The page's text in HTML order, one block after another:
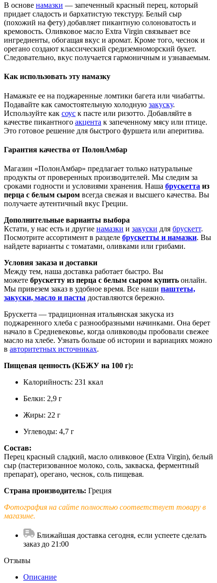
В основе намазки — запеченный красный перец, который
придает сладость и бархатистую текстуру. Белый сыр
(похожий на фету) добавляет пикантную солоноватость и
кремовость. Оливковое масло Extra Virgin связывает все
ингредиенты, обогащая вкус и аромат. Кроме того, чеснок и
орегано создают классический средиземноморский букет.
Следовательно, вкус получается гармоничным и узнаваемым.
Как использовать эту намазку
Намажьте ее на поджаренные ломтики багета или чиабатты.
Подавайте как самостоятельную холодную закуску.
Используйте как соус к пасте или ризотто. Добавляйте в
качестве пикантного акцента к запеченному мясу или птице.
Это готовое решение для быстрого фуршета или аперитива.
Гарантия качества от ПолонАмбар
Магазин «ПолонАмбар» предлагает только натуральные
продукты от проверенных производителей. Мы следим за
сроками годности и условиями хранения. Наша брускетта из
перца с белым сыром всегда свежая и высшего качества. Вы
получаете аутентичный вкус Греции.
Дополнительные варианты выбора
Кстати, у нас есть и другие намазки и закуски для брускетт.
Посмотрите ассортимент в разделе брускетты и намазки. Вы
найдете варианты с томатами, оливками или грибами.
Условия заказа и доставки
Между тем, наша доставка работает быстро. Вы
можете брускетту из перца с белым сыром купить онлайн.
Мы привезем заказ в удобное время. Все наши паштеты,
закуски, масло и пасты доставляются бережно.
Брускетта — традиционная итальянская закуска из
поджаренного хлеба с разнообразными начинками. Она берет
начало в Средневековье, когда оливководы пробовали свежее
масло на хлебе. Узнать больше об истории и вариациях можно
в авторитетных источниках.
Пищевая ценность (КБЖУ на 100 г):
Калорийность: 231 ккал
Белки: 2,9 г
Жиры: 22 г
Углеводы: 4,7 г
Состав:
Перец красный сладкий, масло оливковое (Extra Virgin), белый
сыр (пастеризованное молоко, соль, закваска, ферментный
препарат), орегано, чеснок, соль пищевая.
Страна производитель: Греция
Фотография на сайте полностью соответствует товару в
магазине.
Ближайшая доставка сегодня, если успеете сделать
заказ до 21:00
Отзывы
Описание